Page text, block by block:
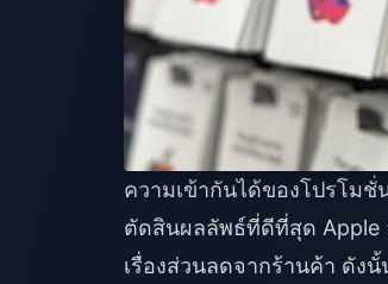
ความเข้ากันได้ของโปรโม
ตัดสินผลลัพธ์ที่ดีที่สุด Apple
เรื่องส่วนลดจากร้านค้า ดัง